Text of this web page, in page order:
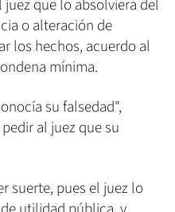
juez que lo absolviera del
o alteración de
los hechos, acuerdo al
mínima.
su falsedad",
al juez que su
suerte, pues el juez lo